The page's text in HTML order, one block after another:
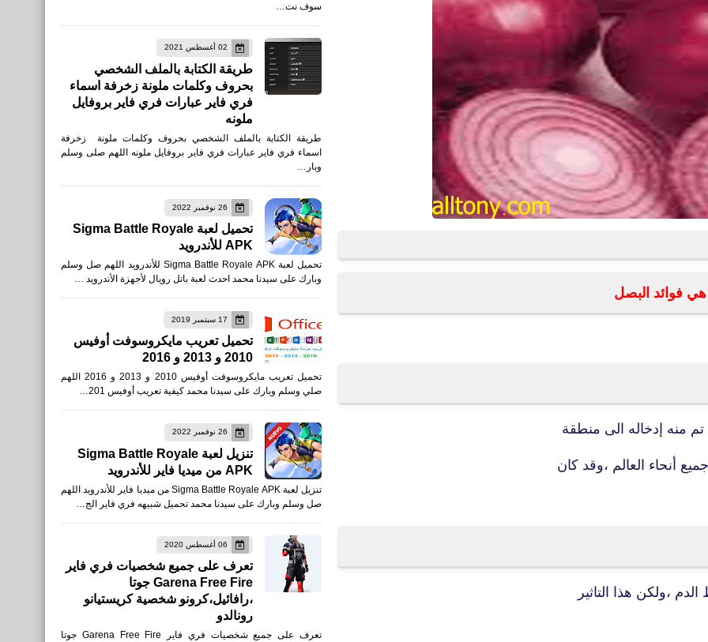
هي فوائد البصل
منه إدخاله الى منطقة
أنحاء العالم ،وقد كان
،ولكن هذا التاثير
سوف نت…
02 أغسطس 2021
طريقة الكتابة بالملف الشخصي
بحروف وكلمات ملونة زخرفة اسماء
فري فاير عبارات فري فاير بروفايل
ملونه
طريقة الكتابة بالملف الشخصي بحروف وكلمات ملونة زخرفة
اسماء فري فاير عبارات فري فاير بروفايل ملونه اللهم صلى وسلم
وبار…
26 نوفمبر 2022
تحميل لعبة Sigma Battle Royale
APK للأندرويد
تحميل لعبة Sigma Battle Royale APK للأندرويد اللهم صل وسلم
وبارك على سيدنا محمد احدث لعبة باتل رويال لأجهزة الأندرويد …
17 سبتمبر 2019
تحميل تعريب مايكروسوفت أوفيس
2010 و 2013 و 2016
تحميل تعريب مايكروسوفت أوفيس 2010 و 2013 و 2016 اللهم
صلي وسلم وبارك على سيدنا محمد كيفية تعريب أوفيس 201…
26 نوفمبر 2022
تنزيل لعبة Sigma Battle Royale
APK من ميديا فاير للأندرويد
تنزيل لعبة Sigma Battle Royale APK من ميديا فاير للأندرويد اللهم
صل وسلم وبارك على سيدنا محمد تحميل شبيهه فري فاير الج…
06 أغسطس 2020
تعرف على جميع شخصيات فري فاير
Garena Free Fire جوتا
،رافائيل،كرونو شخصية كريستيانو
رونالدو
تعرف على جميع شخصيات فري فاير Garena Free Fire جوتا
العاب
متطلبات تشغيل لعبة سيفو
Sifu على الكمبيوتر
العاب
أرينا أوف فالور للأيفون
والأندرويد